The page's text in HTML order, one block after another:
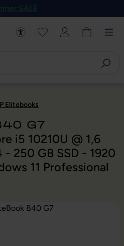
springen
SALE
Elitebooks
G7
i5 10210U @ 1,6
- 250 GB SSD - 1920
11 Professional